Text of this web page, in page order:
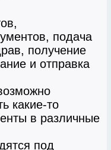
подача
получение
и отправка
какие-то
в различные
под